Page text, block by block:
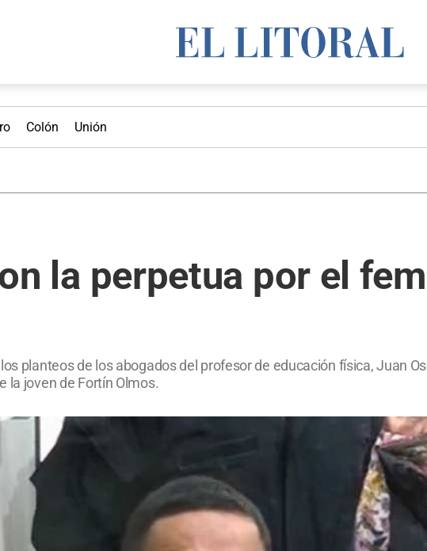
Colón Unión
la perpetua por el
planteos de los abogados del profesor de educación física, Juan
la joven de Fortín Olmos.